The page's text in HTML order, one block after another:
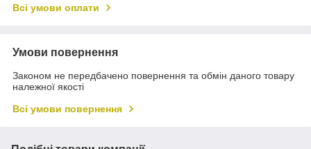
Всі умови оплати
Умови повернення
Законом не передбачено повернення та обмін даного товару
належної якості
Всі умови повернення